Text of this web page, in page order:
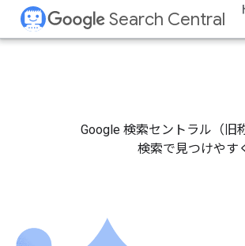
Search Central
Google 検索セントラル（旧
検索で見つけやす